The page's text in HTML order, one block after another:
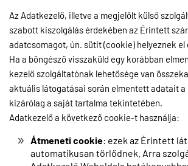
Az Adatkezelő, illetve a megjelölt külső
szabott kiszolgálás érdekében az Érintett
adatcsomagot, ún. sütit (cookie) helyeznek el
Ha a böngésző visszaküld egy korábban
kezelő szolgáltatónak lehetősége van
aktuális látogatásai során elmentett adatait
kizárólag a saját tartalma tekintetében.
Adatkezelő a következő cookie-t használja:
Átmeneti cookie: ezek az Érintett
automatikusan törlődnek. Arra